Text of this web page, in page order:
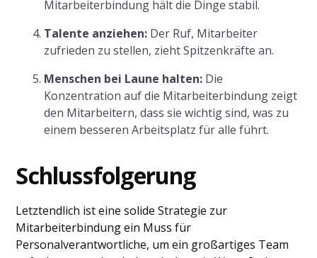
Mitarbeiterbindung hält die Dinge stabil.
Talente anziehen: Der Ruf, Mitarbeiter
zufrieden zu stellen, zieht Spitzenkräfte an.
Menschen bei Laune halten: Die
Konzentration auf die Mitarbeiterbindung zeigt
den Mitarbeitern, dass sie wichtig sind, was zu
einem besseren Arbeitsplatz für alle führt.
Schlussfolgerung
Letztendlich ist eine solide Strategie zur
Mitarbeiterbindung ein Muss für
Personalverantwortliche, um ein großartiges Team